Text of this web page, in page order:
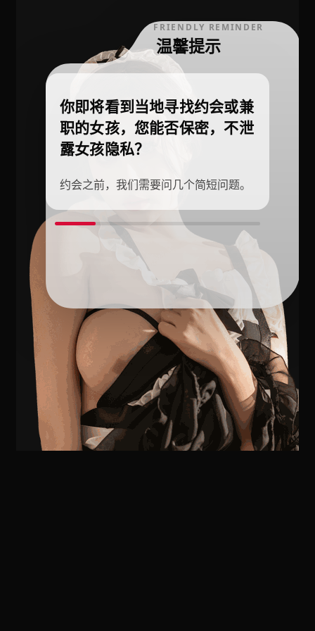
FRIENDLY REMINDER
温馨提示
你即将看到当地寻找约会或兼
职的女孩，您能否保密，不泄
露女孩隐私？
约会之前，我们需要问几个简短问题。